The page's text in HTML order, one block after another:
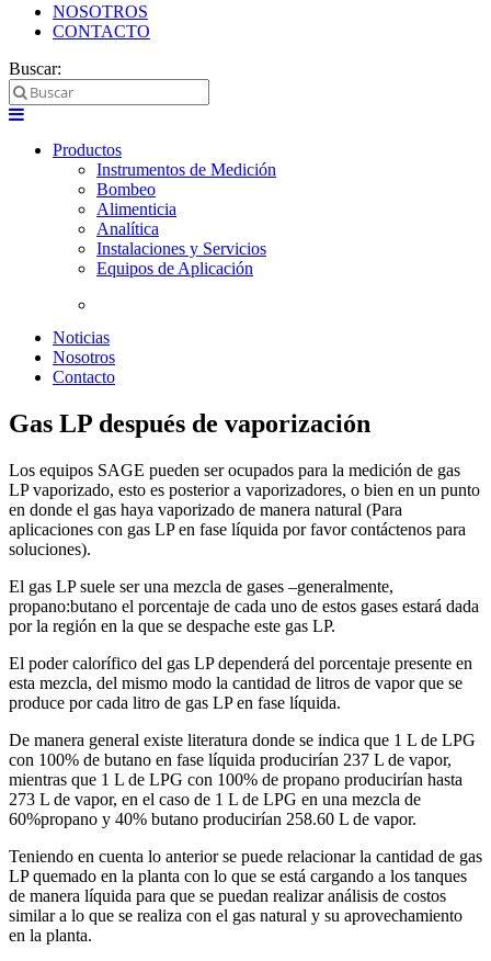
NOSOTROS
CONTACTO
Buscar:
Productos
Instrumentos de Medición
Bombeo
Alimenticia
Analítica
Instalaciones y Servicios
Equipos de Aplicación
Noticias
Nosotros
Contacto
Gas LP después de vaporización
Los equipos SAGE pueden ser ocupados para la medición de gas
LP vaporizado, esto es posterior a vaporizadores, o bien en un punto
en donde el gas haya vaporizado de manera natural (Para
aplicaciones con gas LP en fase líquida por favor contáctenos para
soluciones).
El gas LP suele ser una mezcla de gases –generalmente,
propano:butano el porcentaje de cada uno de estos gases estará dada
por la región en la que se despache este gas LP.
El poder calorífico del gas LP dependerá del porcentaje presente en
esta mezcla, del mismo modo la cantidad de litros de vapor que se
produce por cada litro de gas LP en fase líquida.
De manera general existe literatura donde se indica que 1 L de LPG
con 100% de butano en fase líquida producirían 237 L de vapor,
mientras que 1 L de LPG con 100% de propano producirían hasta
273 L de vapor, en el caso de 1 L de LPG en una mezcla de
60%propano y 40% butano producirían 258.60 L de vapor.
Teniendo en cuenta lo anterior se puede relacionar la cantidad de gas
LP quemado en la planta con lo que se está cargando a los tanques
de manera líquida para que se puedan realizar análisis de costos
similar a lo que se realiza con el gas natural y su aprovechamiento
en la planta.